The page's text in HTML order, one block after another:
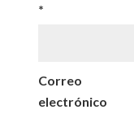
*
Correo
electrónico